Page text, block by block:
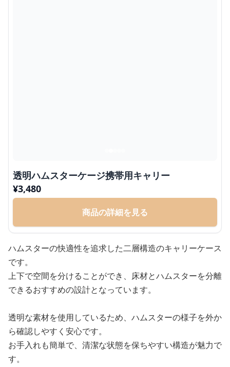
透明ハムスターケージ携帯用キャリー
¥3,480
商品の詳細を見る
ハムスターの快適性を追求した二層構造のキャリーケース
です。
上下で空間を分けることができ、床材とハムスターを分離
できるおすすめの設計となっています。
透明な素材を使用しているため、ハムスターの様子を外か
ら確認しやすく安心です。
お手入れも簡単で、清潔な状態を保ちやすい構造が魅力で
す。